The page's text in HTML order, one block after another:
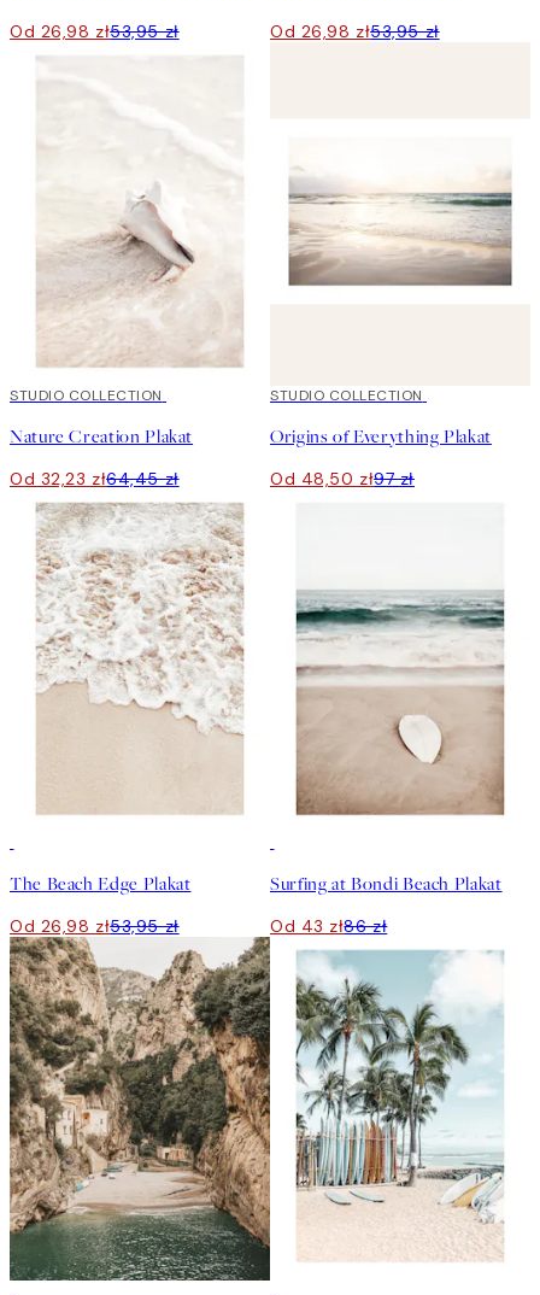
Od 26,98 zł53,95 zł Od 26,98 zł53,95 zł
50%*
STUDIO COLLECTION
Nature Creation Plakat
Od 32,23 zł64,45 zł
50%*
STUDIO COLLECTION
Origins of Everything Plakat
Od 48,50 zł97 zł
The Beach Edge Plakat
Od 26,98 zł53,95 zł
Surfing at Bondi Beach Plakat
Od 43 zł86 zł